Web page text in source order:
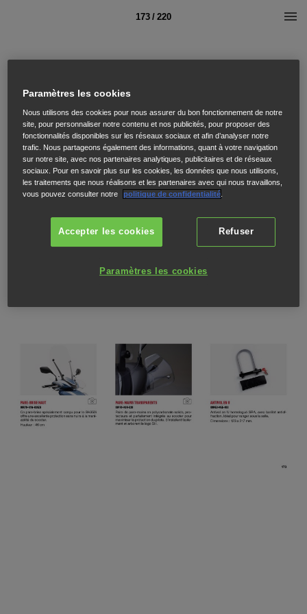
173 / 220
Paramètres les cookies
Nous utilisons des cookies pour nous assurer du bon fonctionnement de notre
site, pour personnaliser notre contenu et nos publicités, pour proposer des
fonctionnalités disponibles sur les réseaux sociaux et afin d’analyser notre
trafic. Nous partageons également des informations, quant à votre navigation
sur notre site, avec nos partenaires analytiques, publicitaires et de réseaux
sociaux. Pour en savoir plus sur les cookies, les données que nous utilisons,
les traitements que nous réalisons et les partenaires avec qui nous travaillons,
vous pouvez consulter notre
politique de confidentialité.
Refuser
Accepter les cookies
Paramètres les cookies